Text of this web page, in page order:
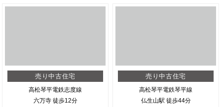
売り中古住宅
高松琴平電鉄志度線
六万寺 徒歩12分
売り中古住宅
高松琴平電鉄琴平線
仏生山駅 徒歩44分